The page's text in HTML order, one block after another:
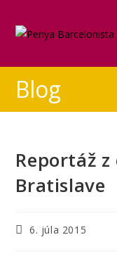
Blog
Reportáž
Bratislave
6. júla 2015